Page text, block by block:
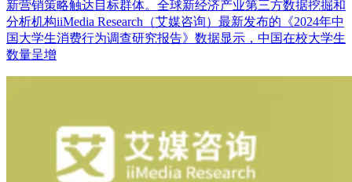
新营销策略触达目标群体。全球新经济产业第三方数据挖掘和
分析机构iiMedia Research（艾媒咨询）最新发布的《2024年中
国大学生消费行为调查研究报告》数据显示，中国在校大学生
数量呈增